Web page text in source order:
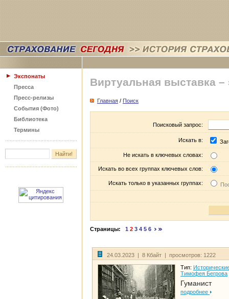
Экспонаты
Пресса
Пресс-релизы
События (Фото)
Библиотека
Термины
Виртуальная выставка –
Главная / Поиск
Поисковый запрос:
Искать в:
Не искать в ключевых словах:
Искать во всех группах ключевых слов:
Искать только в указанных группах:
Страницы: 1 2 3 4 5 6
24.03.2023 | 8 Кбайт | просмотров: 1222
Тип:
Тимофея Бегрова
Гуманист
подробнее